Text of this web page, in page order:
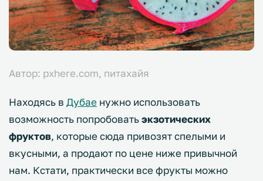
Автор: pxhere.com, питахайя
Находясь в Дубае нужно использовать
возможность попробоватьэкзотических
фруктов, которые сюда привозят спелыми и
вкусными, а продают по цене ниже привычной
нам. Кстати, практически все фрукты можно